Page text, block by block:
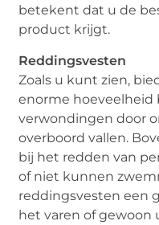
betekent dat u de
product krijgt.
Reddingsvesten
Zoals u kunt zien,
enorme
verwondingen door
overboord vallen.
bij het redden van
of niet kunnen
reddingsvesten een
het varen of gewoon